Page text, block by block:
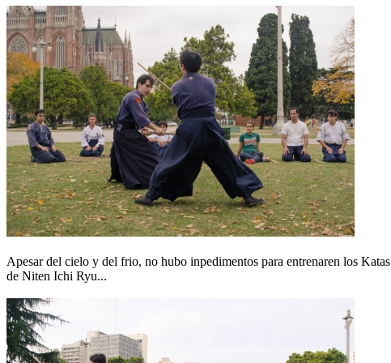
Apesar del cielo y del frio, no hubo inpedimentos para entrenaren los Katas
de Niten Ichi Ryu...